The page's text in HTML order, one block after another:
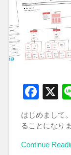
X
はじめまして
ることになり
Continue